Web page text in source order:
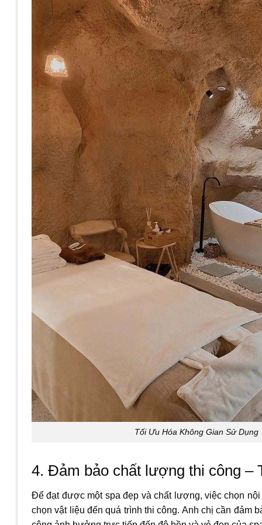
Tối Ưu Hóa Không Gian Sử Dụng
4. Đảm bảo chất lượng thi công –
Để đạt được một spa đẹp và chất lượng, việc chọn
chọn vật liệu đến quá trình thi công. Anh chị cần đảm